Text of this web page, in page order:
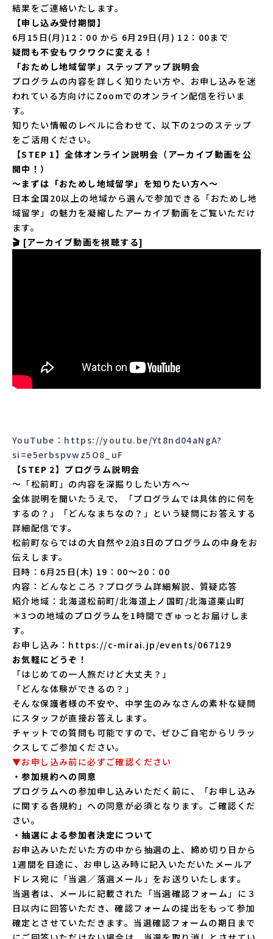
結果をご連絡いたします。
【申し込み受付期間】
6月15日(月)12：00 から 6月29日(月) 12：00まで
疑問も不安もワクワクに変える！
「おためし地域留学」ステップアップ説明会
プログラムの内容を詳しく知りたい方や、お申し込みを迷
われている方向けにZoomでのオンライン配信を行いま
す。
知りたい情報のレベルに合わせて、以下の2つのステップ
をご活用ください。
【STEP 1】全体オンライン説明会（アーカイブ動画を公
開中！）
〜まずは「おためし地域留学」を知りたい方へ〜
日本全国20以上の地域から選んで参加できる「おためし地
域留学」の魅力を凝縮したアーカイブ動画をご覧いただけ
ます。
🎬 [アーカイブ動画を視聴する]
YouTube： https://youtu.be/Yt8nd04aNgA?
si=e5erbspvwz5O8_uF
【STEP 2】プログラム説明会
〜「松前町」の内容を深掘りしたい方へ〜
全体説明を聞いたうえで、「プログラムでは具体的に何を
するの？」「どんなまちなの？」という疑問にお答えする
詳細配信です。
松前町ならではの大自然や2泊3日のプログラムの中身をお
伝えします。
日時：6月25日(木) 19：00〜20：00
内容：どんなところ？プログラム詳細解説、質疑応答
紹介地域：北海道松前町/北海道上ノ国町/北海道栗山町
＊3つの地域のプログラムを1時間でぎゅっとお届けしま
す。
お申し込み： https://c-mirai.jp/events/067129
お気軽にどうぞ！
「はじめての一人旅だけど大丈夫？」
「どんな体験ができるの？」
そんな保護者様の不安や、中学生のみなさんの素朴な疑問
にスタッフが直接お答えします。
チャットでの質問も可能ですので、ぜひご自宅からリラッ
クスしてご参加ください。
▼お申し込み前に必ずご確認ください
・参加規約への同意
プログラムへの参加申し込みいただく前に、「お申し込み
に関する各規約」への同意が必須となります。ご確認くだ
さい。
・抽選による参加者決定について
お申込みいただいた方の中から抽選の上、締め切り日から
1週間を目途に、お申し込み時に記入いただいたメールア
ドレス宛に「当選／落選メール」をお送りいたします。
当選者は、メールに記載された「当選確認フォーム」に３
日以内に回答いただき、確認フォームの提出をもって参加
確定とさせていただきます。当選確認フォームの期日まで